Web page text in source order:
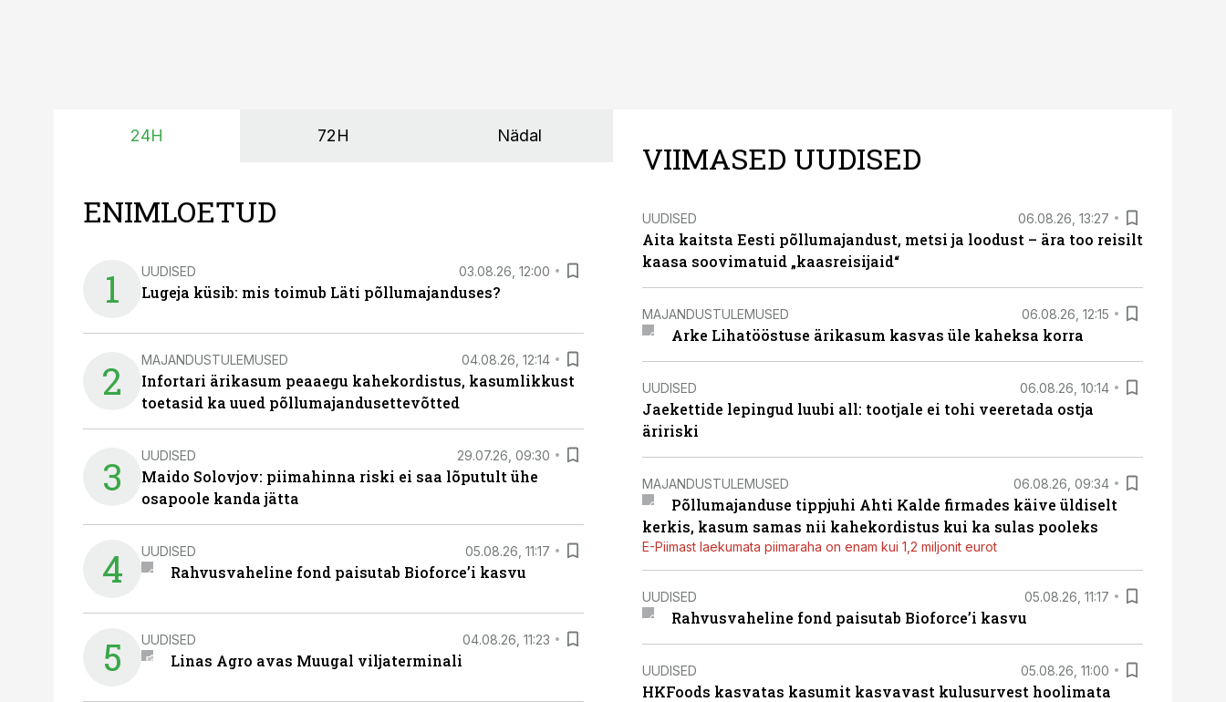
24H 72H Nädal
ENIMLOETUD
1 UUDISED 03.08.26, 12:00
Lugeja küsib: mis toimub Läti põllumajanduses?
2 MAJANDUSTULEMUSED 04.08.26, 12:14
Infortari ärikasum peaaegu kahekordistus, kasumlikkust
toetasid ka uued põllumajandusettevõtted
3 UUDISED 29.07.26, 09:30
Maido Solovjov: piimahinna riski ei saa lõputult ühe
osapoole kanda jätta
4 UUDISED 05.08.26, 11:17
Rahvusvaheline fond paisutab Bioforce’i kasvu
5 UUDISED 04.08.26, 11:23
Linas Agro avas Muugal viljaterminali
VIIMASED UUDISED
UUDISED 06.08.26, 13:27
Aita kaitsta Eesti põllumajandust, metsi ja loodust – ära too reisilt
kaasa soovimatuid „kaasreisijaid“
MAJANDUSTULEMUSED 06.08.26, 12:15
Arke Lihatööstuse ärikasum kasvas üle kaheksa korra
UUDISED 06.08.26, 10:14
Jaekettide lepingud luubi all: tootjale ei tohi veeretada ostja
äririski
MAJANDUSTULEMUSED 06.08.26, 09:34
Põllumajanduse tippjuhi Ahti Kalde firmades käive üldiselt
kerkis, kasum samas nii kahekordistus kui ka sulas pooleks
E-Piimast laekumata piimaraha on enam kui 1,2 miljonit eurot
UUDISED 05.08.26, 11:17
Rahvusvaheline fond paisutab Bioforce’i kasvu
UUDISED 05.08.26, 11:00
HKFoods kasvatas kasumit kasvavast kulusurvest hoolimata